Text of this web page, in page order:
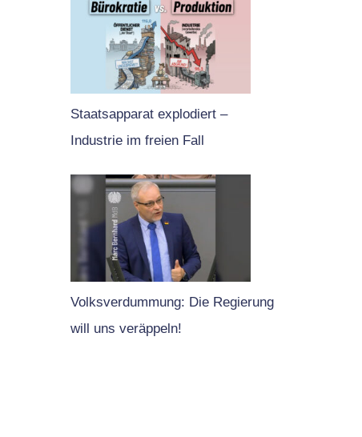
Staatsapparat explodiert –
Industrie im freien Fall
Volksverdummung: Die Regierung
will uns veräppeln!